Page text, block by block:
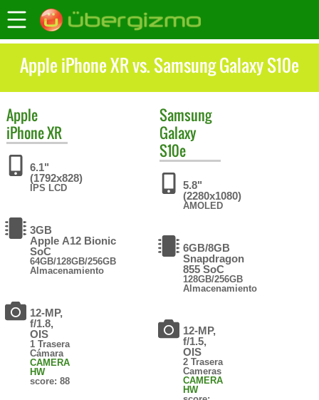
Apple iPhone XR vs. Samsung Galaxy S10e
Apple
iPhone XR
6.1"
(1792x828)
IPS LCD
3GB
Apple A12 Bionic
SoC
64GB/128GB/256GB
Almacenamiento
12-MP,
f/1.8,
OIS
1 Trasera
Cámara
CAMERA
HW
score: 88
Samsung
Galaxy
S10e
5.8"
(2280x1080)
AMOLED
6GB/8GB
Snapdragon
855 SoC
128GB/256GB
Almacenamiento
12-MP,
f/1.5,
OIS
2 Trasera
Cameras
CAMERA
HW